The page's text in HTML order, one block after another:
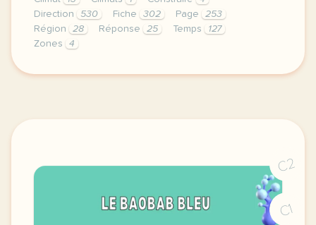
Direction
530 Fiche 302 Page
253
Région
28 Réponse 25 Temps
127
Zones
4
didomi host didomi components button cursor
C2
C1